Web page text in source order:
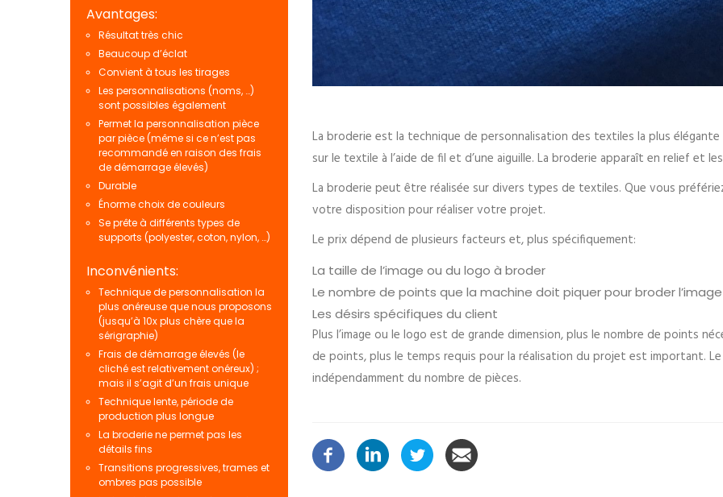
Avantages:
Résultat très chic
Beaucoup d’éclat
Convient à tous les tirages
Les personnalisations (noms, …)
sont possibles également
Permet la personnalisation pièce
par pièce (même si ce n’est pas
recommandé en raison des frais
de démarrage élevés)
Durable
Énorme choix de couleurs
Se prête à différents types de
supports (polyester, coton, nylon, …)
Inconvénients:
Technique de personnalisation la
plus onéreuse que nous proposons
(jusqu’à 10x plus chère que la
sérigraphie)
Frais de démarrage élevés (le
cliché est relativement onéreux) ;
mais il s’agit d’un frais unique
Technique lente, période de
production plus longue
La broderie ne permet pas les
détails fins
Transitions progressives, trames et
ombres pas possible
La broderie est la technique de personnalisation des textiles la plus
sur le textile à l’aide de fil et d’une aiguille. La broderie apparaît en relief et
La broderie peut être réalisée sur divers types de textiles. Que vous
votre disposition pour réaliser votre projet.
Le prix dépend de plusieurs facteurs et, plus spécifiquement:
La taille de l’image ou du logo à broder
Le nombre de points que la machine doit piquer pour broder
Les désirs spécifiques du client
Plus l’image ou le logo est de grande dimension, plus le nombre de points
de points, plus le temps requis pour la réalisation du projet est important.
indépendamment du nombre de pièces.